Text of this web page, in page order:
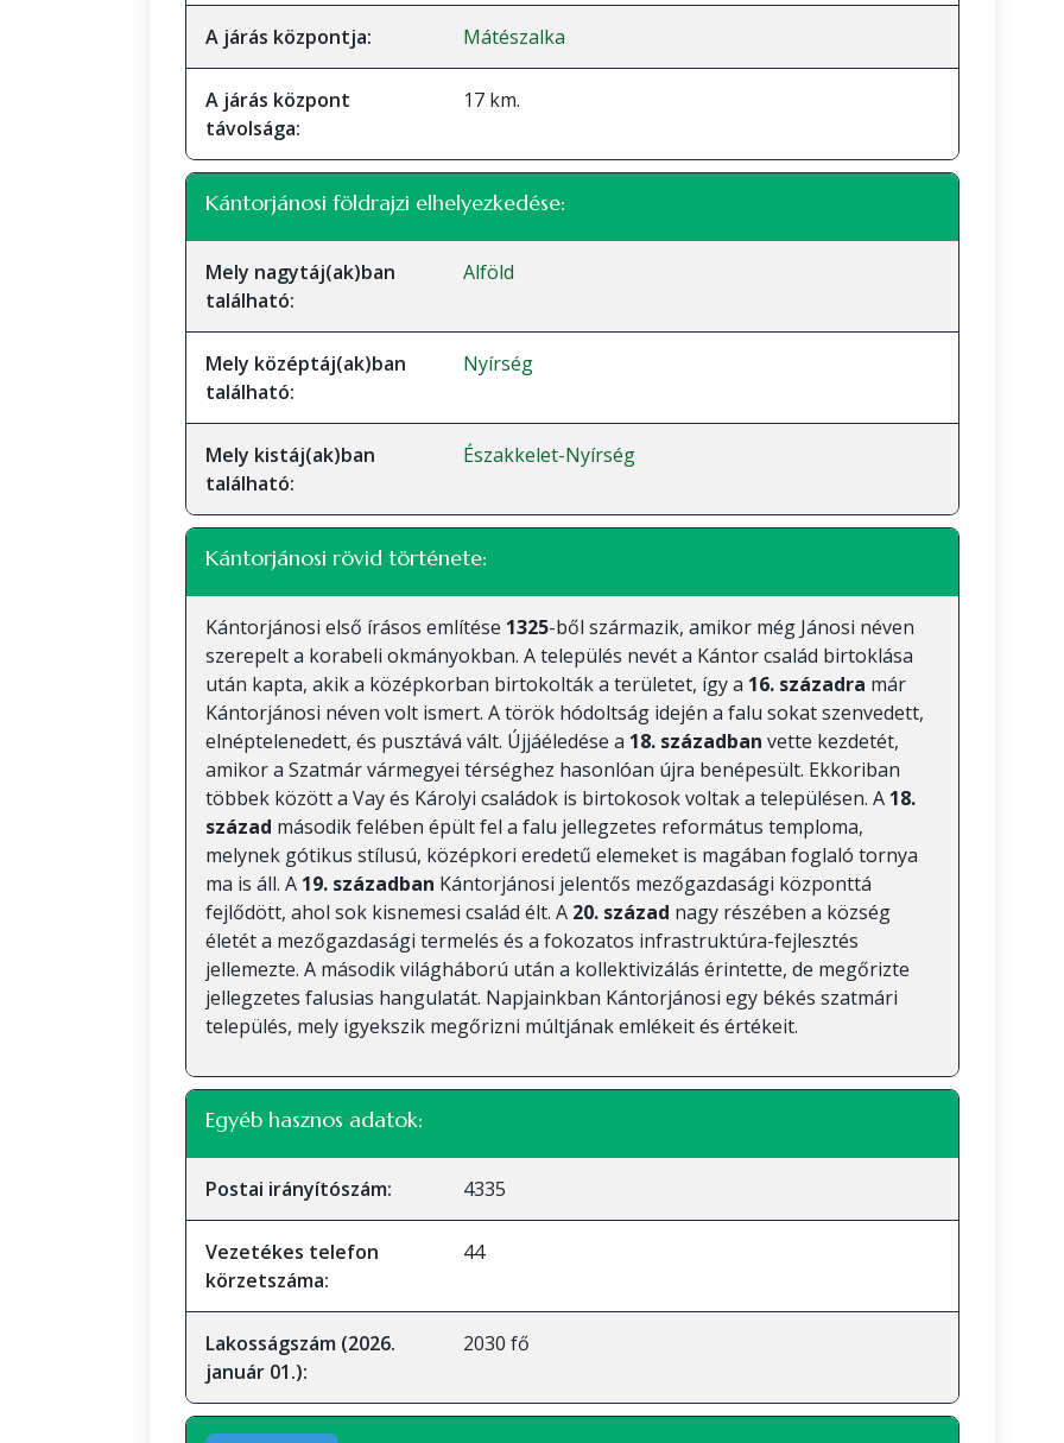
A járás központja: Mátészalka
A járás központ
távolsága:
17 km.
Kántorjánosi földrajzi elhelyezkedése:
Mely nagytáj(ak)ban
található:
Alföld
Mely középtáj(ak)ban
található:
Nyírség
Mely kistáj(ak)ban
található:
Északkelet-Nyírség
Kántorjánosi rövid története:
Kántorjánosi első írásos említése 1325-ből származik, amikor még Jánosi néven
szerepelt a korabeli okmányokban. A település nevét a Kántor család birtoklása
után kapta, akik a középkorban birtokolták a területet, így a 16. századra már
Kántorjánosi néven volt ismert. A török hódoltság idején a falu sokat szenvedett,
elnéptelenedett, és pusztává vált. Újjáéledése a 18. században vette kezdetét,
amikor a Szatmár vármegyei térséghez hasonlóan újra benépesült. Ekkoriban
többek között a Vay és Károlyi családok is birtokosok voltak a településen. A 18.
század második felében épült fel a falu jellegzetes református temploma,
melynek gótikus stílusú, középkori eredetű elemeket is magában foglaló tornya
ma is áll. A 19. században Kántorjánosi jelentős mezőgazdasági központtá
fejlődött, ahol sok kisnemesi család élt. A 20. század nagy részében a község
életét a mezőgazdasági termelés és a fokozatos infrastruktúra-fejlesztés
jellemezte. A második világháború után a kollektivizálás érintette, de megőrizte
jellegzetes falusias hangulatát. Napjainkban Kántorjánosi egy békés szatmári
település, mely igyekszik megőrizni múltjának emlékeit és értékeit.
Egyéb hasznos adatok:
Postai irányítószám: 4335
Vezetékes telefon
körzetszáma:
44
Lakosságszám (2026.
január 01.):
2030 fő